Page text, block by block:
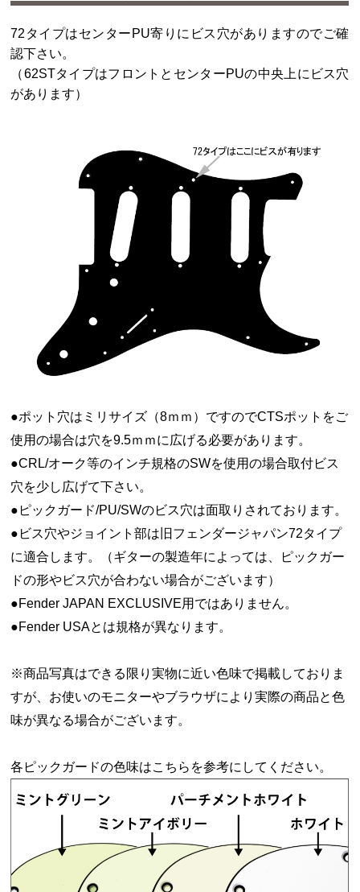
72タイプはセンターPU寄りにビス穴がありますのでご確
認下さい。
（62STタイプはフロントとセンターPUの中央上にビス穴
があります）
●ポット穴はミリサイズ（8ｍｍ）ですのでCTSポットをご
使用の場合は穴を9.5ｍｍに広げる必要があります。
●CRL/オーク等のインチ規格のSWを使用の場合取付ビス
穴を少し広げて下さい。
●ピックガード/PU/SWのビス穴は面取りされております。
●ビス穴やジョイント部は旧フェンダージャパン72タイプ
に適合します。（ギターの製造年によっては、ピックガー
ドの形やビス穴が合わない場合がございます）
●Fender JAPAN EXCLUSIVE用ではありません。
●Fender USAとは規格が異なります。
※商品写真はできる限り実物に近い色味で掲載しておりま
すが、お使いのモニターやブラウザにより実際の商品と色
味が異なる場合がございます。
各ピックガードの色味はこちらを参考にしてください。